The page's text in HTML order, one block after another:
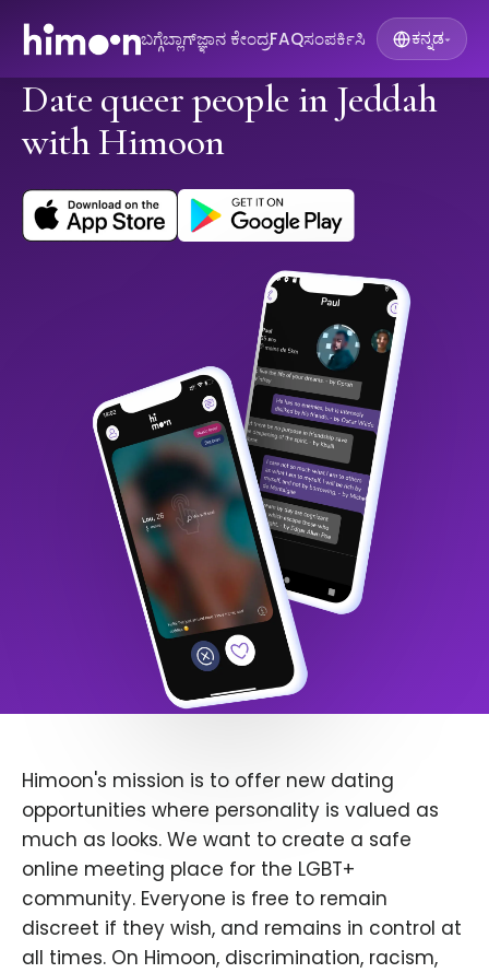
ಬಗ್ಗೆಬ್ಲಾಗ್ಜ್ಞಾನ ಕೇಂದ್ರFAQಸಂಪರ್ಕಿಸಿ ಕನ್ನಡ▾
Date queer people in Jeddah
with Himoon
Himoon's mission is to offer new dating
opportunities where personality is valued as
much as looks. We want to create a safe
online meeting place for the LGBT+
community. Everyone is free to remain
discreet if they wish, and remains in control at
all times. On Himoon, discrimination, racism,